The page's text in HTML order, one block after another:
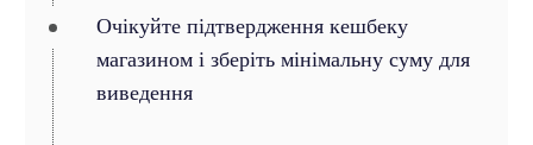
Очікуйте підтвердження кешбеку
магазином і зберіть мінімальну суму для
виведення